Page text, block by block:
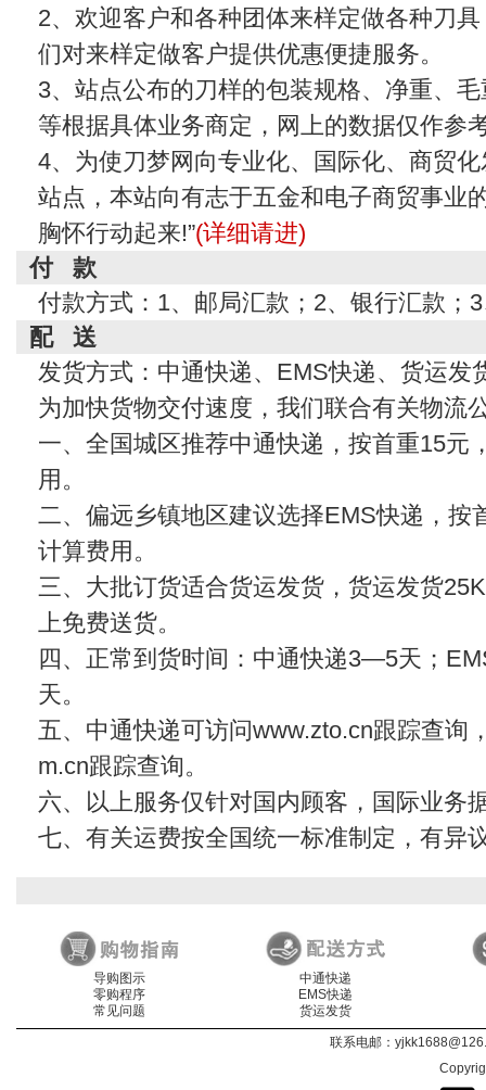
2、欢迎客户和各种团体来样定做各种刀
们对来样定做客户提供优惠便捷服务。
3、站点公布的刀样的包装规格、净重、
等根据具体业务商定，网上的数据仅作参
4、为使刀梦网向专业化、国际化、商贸
站点，本站向有志于五金和电子商贸事业
胸怀行动起来!”(详细请进)
付 款
付款方式：1、邮局汇款；2、银行汇款；
配 送
发货方式：中通快递、EMS快递、货运发
为加快货物交付速度，我们联合有关物流
一、全国城区推荐中通快递，按首重15元
用。
二、偏远乡镇地区建议选择EMS快递，按
计算费用。
三、大批订货适合货运发货，货运发货
上免费送货。
四、正常到货时间：中通快递3—5天；
天。
五、中通快递可访问www.zto.cn跟踪查询
m.cn跟踪查询。
六、以上服务仅针对国内顾客，国际业务
七、有关运费按全国统一标准制定，有异
导购图示
零购程序
常见问题
中通快递
EMS快递
货运发货
联系电邮：